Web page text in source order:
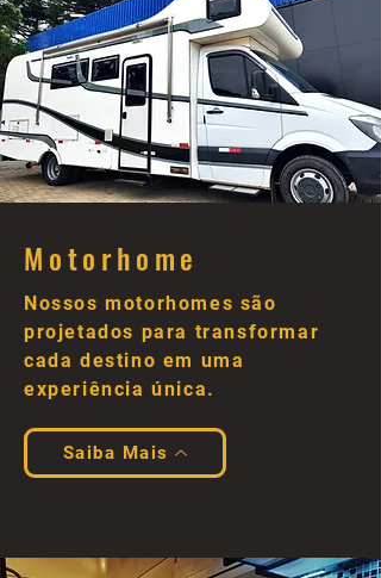
Motorhome
Nossos motorhomes são
projetados para transformar
cada destino em uma
experiência única.
Saiba Mais